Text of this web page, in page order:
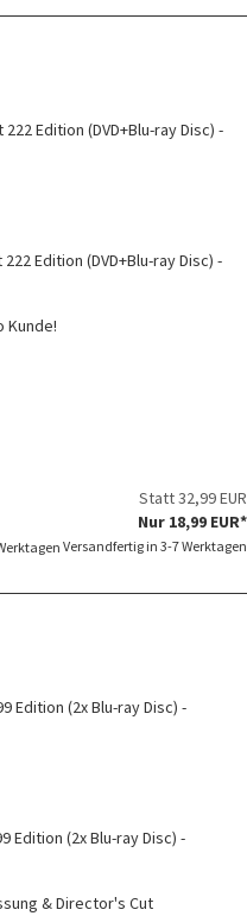
Edition (DVD+Blu-ray Disc) -
Kunde!
Statt 32,99 EUR
Nur 18,99 EUR*
Versandfertig in 3-7 Werktagen
Edition (2x Blu-ray Disc) -
& Director's Cut